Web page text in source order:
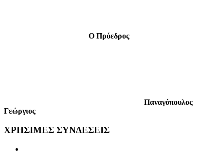
Ο Πρόεδρος
Παναγόπουλος
Γεώργιος
ΧΡΗΣΙΜΕΣ ΣΥΝΔΕΣΕΙΣ